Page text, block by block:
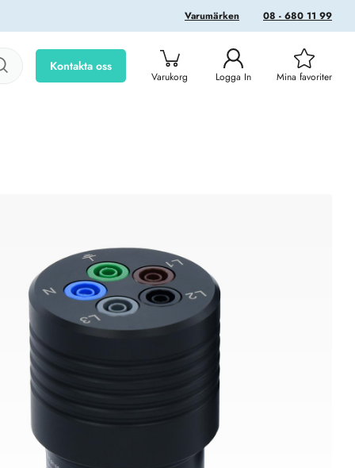
08 - 680 11 99
Varumärken
Kontakta oss
Varukorg Logga In Mina favoriter